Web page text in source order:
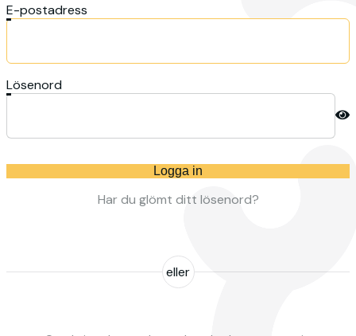
E-postadress
Lösenord
Logga in
Har du glömt ditt lösenord?
eller